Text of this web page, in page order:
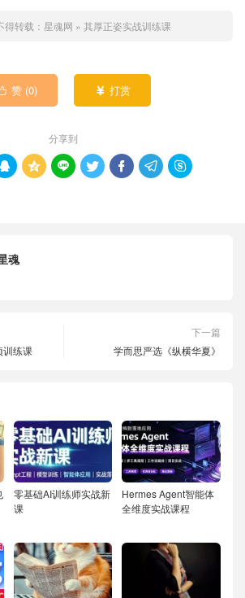
得转载： 星魂网 » 其厚正姿实战训练课
赞 (0)  打赏
分享到
      
魂
训练课
下一篇
学而思严选《纵横华夏》
零基础AI训练师实战新
课
Hermes Agent智能体
全维度实战课程